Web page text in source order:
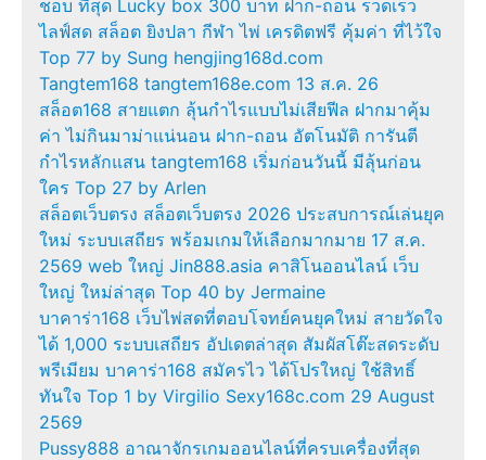
ชอบ ที่สุด Lucky box 300 บาท ฝาก-ถอน รวดเร็ว
ไลฟ์สด สล็อต ยิงปลา กีฬา ไพ่ เครดิตฟรี คุ้มค่า ที่ไว้ใจ
Top 77 by Sung hengjing168d.com
Tangtem168 tangtem168e.com 13 ส.ค. 26
สล็อต168 สายแตก ลุ้นกำไรแบบไม่เสียฟีล ฝากมาคุ้ม
ค่า ไม่กินมาม่าแน่นอน ฝาก-ถอน อัตโนมัติ การันตี
กำไรหลักแสน tangtem168 เริ่มก่อนวันนี้ มีลุ้นก่อน
ใคร Top 27 by Arlen
สล็อตเว็บตรง สล็อตเว็บตรง 2026 ประสบการณ์เล่นยุค
ใหม่ ระบบเสถียร พร้อมเกมให้เลือกมากมาย 17 ส.ค.
2569 web ใหญ่ Jin888.asia คาสิโนออนไลน์ เว็บ
ใหญ่ ใหม่ล่าสุด Top 40 by Jermaine
บาคาร่า168 เว็บไพ่สดที่ตอบโจทย์คนยุคใหม่ สายวัดใจ
ได้ 1,000 ระบบเสถียร อัปเดตล่าสุด สัมผัสโต๊ะสดระดับ
พรีเมียม บาคาร่า168 สมัครไว ได้โปรใหญ่ ใช้สิทธิ์
ทันใจ Top 1 by Virgilio Sexy168c.com 29 August
2569
Pussy888 อาณาจักรเกมออนไลน์ที่ครบเครื่องที่สุด